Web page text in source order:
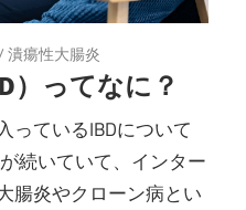
潰瘍性大腸炎
）ってなに？
っているIBDについて
続いていて、インター
腸炎やクローン病とい